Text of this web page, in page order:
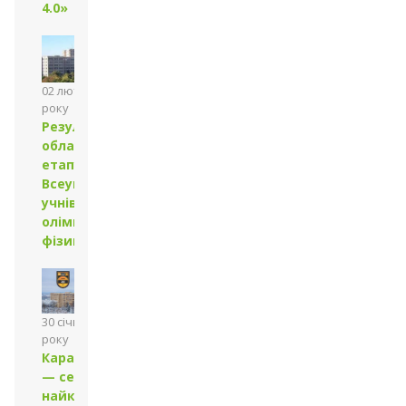
4.0»
02 лютого 2026
року
Результати
обласного
етапу
Всеукраїнської
учнівської
олімпіади з
фізики
30 січня 2026
року
Каразінський
— серед 400
найкращих